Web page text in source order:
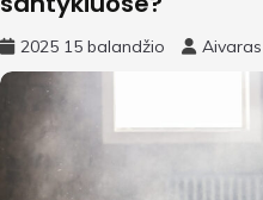
2025 15 balandžio Aivaras